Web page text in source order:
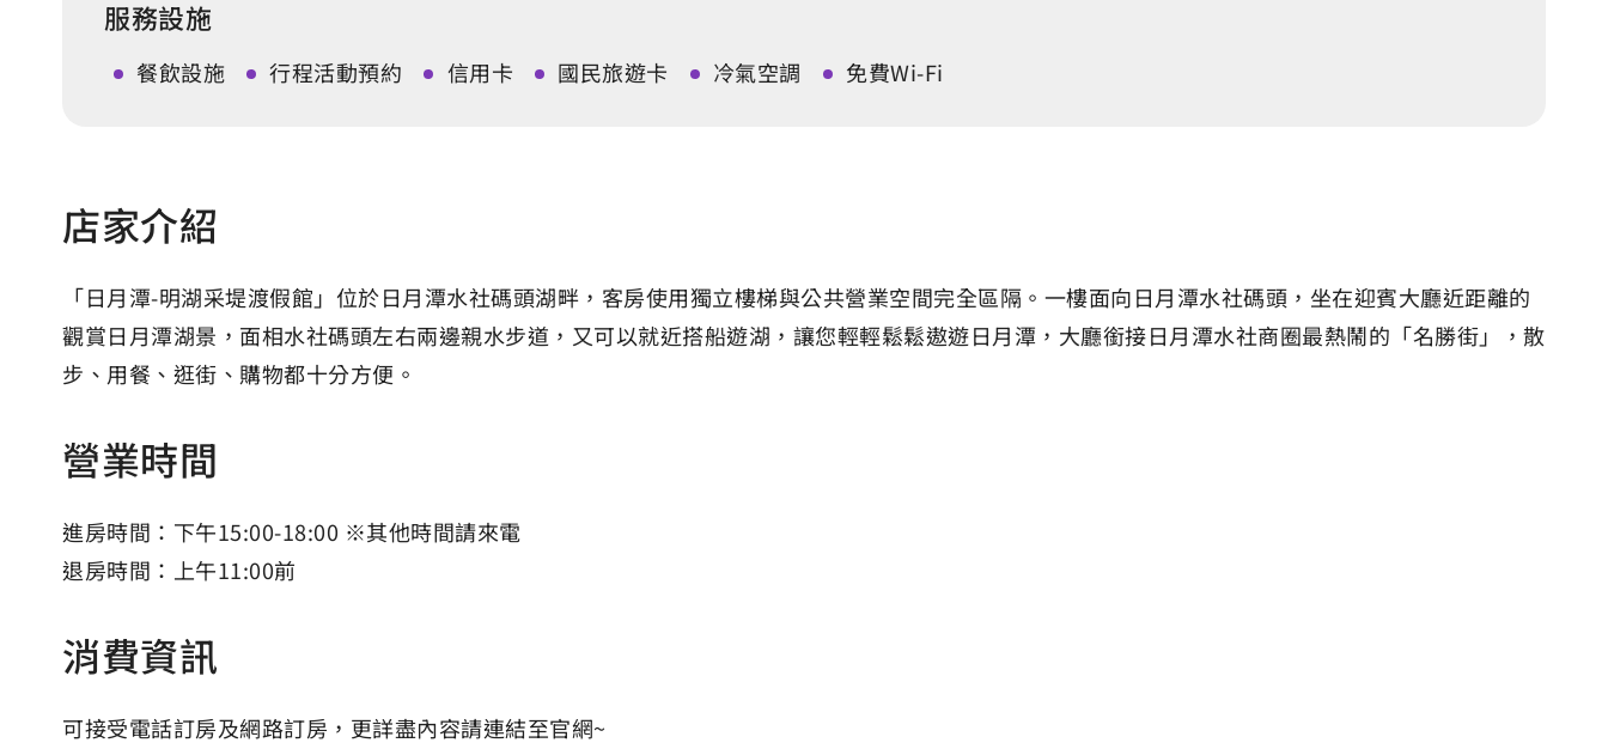
服務設施
餐飲設施 行程活動預約 信用卡 國民旅遊卡 冷氣空調 免費Wi-Fi
店家介紹
「日月潭-明湖采堤渡假館」位於日月潭水社碼頭湖畔，客房使用獨立樓梯與公共營業空間完全區隔。一樓面向日月潭水社碼頭，坐在迎賓大廳近距離的
觀賞日月潭湖景，面相水社碼頭左右兩邊親水步道，又可以就近搭船遊湖，讓您輕輕鬆鬆遨遊日月潭，大廳銜接日月潭水社商圈最熱鬧的「名勝街」，散
步、用餐、逛街、購物都十分方便。
營業時間
進房時間：下午15:00-18:00 ※其他時間請來電
退房時間：上午11:00前
消費資訊
可接受電話訂房及網路訂房，更詳盡內容請連結至官網~